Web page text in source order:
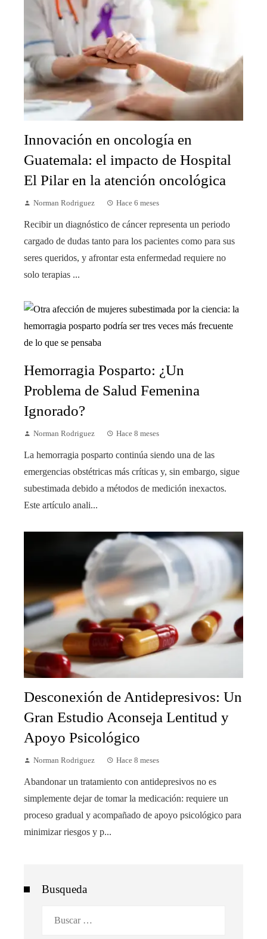
Innovación en oncología en
Guatemala: el impacto de Hospital
El Pilar en la atención oncológica
Norman Rodriguez Hace 6 meses
Recibir un diagnóstico de cáncer representa un periodo
cargado de dudas tanto para los pacientes como para sus
seres queridos, y afrontar esta enfermedad requiere no
solo terapias ...
Hemorragia Posparto: ¿Un
Problema de Salud Femenina
Ignorado?
Norman Rodriguez Hace 8 meses
La hemorragia posparto continúa siendo una de las
emergencias obstétricas más críticas y, sin embargo, sigue
subestimada debido a métodos de medición inexactos.
Este artículo anali...
Desconexión de Antidepresivos: Un
Gran Estudio Aconseja Lentitud y
Apoyo Psicológico
Norman Rodriguez Hace 8 meses
Abandonar un tratamiento con antidepresivos no es
simplemente dejar de tomar la medicación: requiere un
proceso gradual y acompañado de apoyo psicológico para
minimizar riesgos y p...
Busqueda